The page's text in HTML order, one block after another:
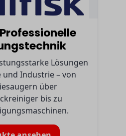
Lösungen
Industrie – von
über
bis zu